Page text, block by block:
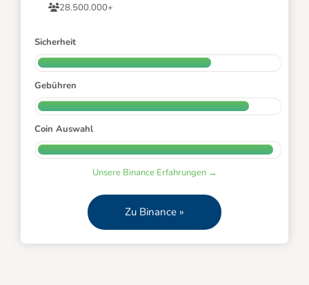
28.500.000+
Sicherheit
Gebühren
Coin Auswahl
Unsere Binance Erfahrungen →
Zu Binance »